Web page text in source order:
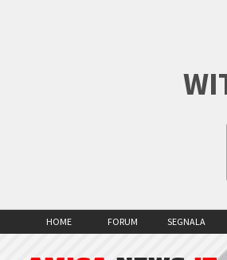
HOME FORUM SEGNALA